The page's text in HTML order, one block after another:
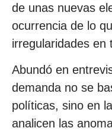
de unas nuevas
ocurrencia de lo
irregularidades en
Abundó en
demanda no se
políticas, sino en
analicen las